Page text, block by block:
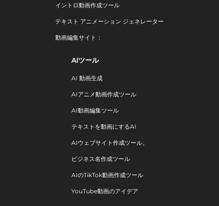
イントロ動画作成ツール
テキスト アニメーション ジェネレーター
動画編集サイト：
AIツール
AI 動画生成
AIアニメ動画作成ツール
AI動画編集ツール
テキストを動画にするAI
AIウェブサイト作成ツール。
ビジネス名作成ツール
AIのTikTok動画作成ツール
YouTube動画のアイデア